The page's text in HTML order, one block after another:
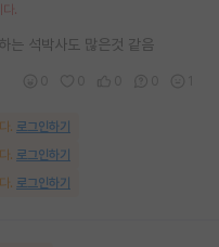
.
는 석박사도 많은것 같음
. 로그인하기
. 로그인하기
. 로그인하기